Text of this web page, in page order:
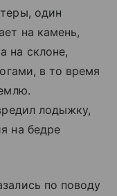
один
на камень,
на склоне,
в то время
лодыжку,
на бедре
по поводу